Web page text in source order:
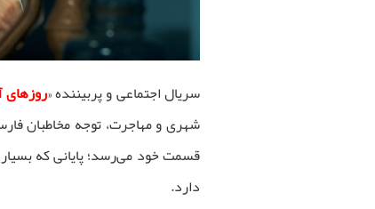
سریال اجتماعی و پربیننده «روزهای
شهری و مهاجرت، توجه مخاطبان
قسمت خود می‌رسد؛ پایانی که
دارد.